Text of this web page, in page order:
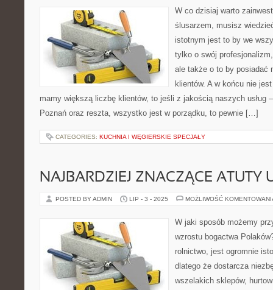
W co dzisiaj warto
ślusarzem, musisz
istotnym jest to by we
tylko o swój
ale także o to by posiadać
klientów. A w końcu nie
mamy większą liczbę klientów, to jeśli z jakością naszych usług
Poznań oraz reszta, wszystko jest w porządku, to pewnie […]
CATEGORIES: KUCHNIA I WĘGIERSKIE SPECJAŁY
NAJBARDZIEJ ZNACZĄCE ATUTY
POSTED BY ADMIN LIP - 3 - 2025 MOŻLIWOŚĆ
W jaki sposób możemy
wzrostu bogactwa
rolnictwo, jest ogromnie
dlatego że dostarcza
wszelakich sklepów,